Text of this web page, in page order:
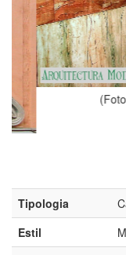
(Foto:
Tipologia
Estil
Autor